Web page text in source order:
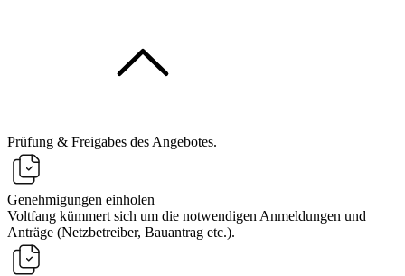
Prüfung & Freigabes des Angebotes.
Genehmigungen einholen
Voltfang kümmert sich um die notwendigen Anmeldungen und
Anträge (Netzbetreiber, Bauantrag etc.).